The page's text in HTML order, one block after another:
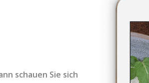
schauen Sie sich